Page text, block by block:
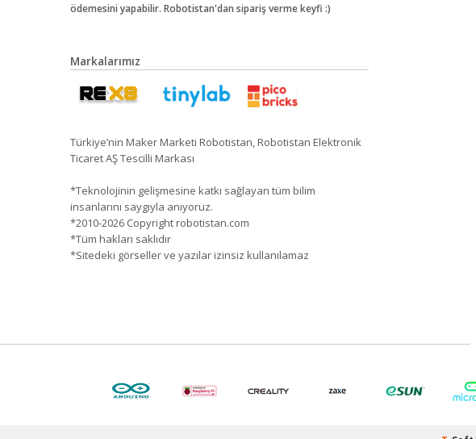
ödemesini yapabilir. Robotistan'dan sipariş verme keyfi :)
Markalarımız
Türkiye’nin Maker Marketi Robotistan, Robotistan Elektronik
Ticaret AŞ Tescilli Markası
*Teknolojinin gelişmesine katkı sağlayan tüm bilim
insanlarını saygıyla anıyoruz.
*2010-2026 Copyright robotistan.com
*Tüm hakları saklıdır
*Sitedeki görseller ve yazılar izinsiz kullanılamaz